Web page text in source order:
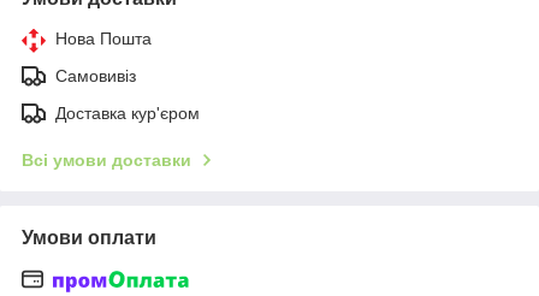
Нова Пошта
Самовивіз
Доставка кур'єром
Всі умови доставки
Умови оплати